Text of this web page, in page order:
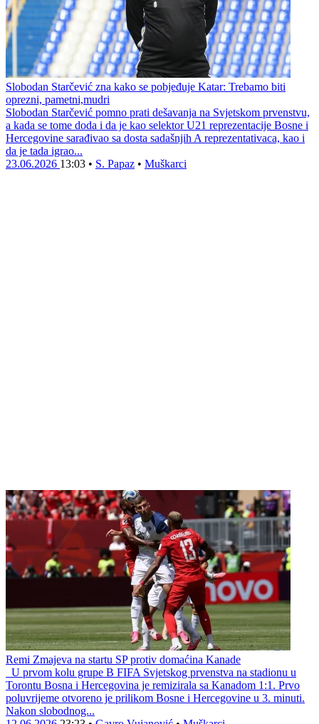
Slobodan Starčević zna kako se pobjeđuje Katar: Trebamo biti
oprezni, pametni,mudri
Slobodan Starčević pomno prati dešavanja na Svjetskom prvenstvu,
a kada se tome doda i da je kao selektor U21 reprezentacije Bosne i
Hercegovine sarađivao sa dosta sadašnjih A reprezentativaca, kao i
da je tada igrao...
23.06.2026 13:03 • S. Papaz • Muškarci
Remi Zmajeva na startu SP protiv domaćina Kanade
U prvom kolu grupe B FIFA Svjetskog prvenstva na stadionu u
Torontu Bosna i Hercegovina je remizirala sa Kanadom 1:1. Prvo
poluvrijeme otvoreno je prilikom Bosne i Hercegovine u 3. minuti.
Nakon slobodnog...